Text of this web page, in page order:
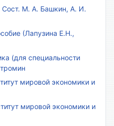
Сост. М. А. Башкин, А. И.
(Лапузина Е.Н.,
(для специальности
мировой экономики и
мировой экономики и